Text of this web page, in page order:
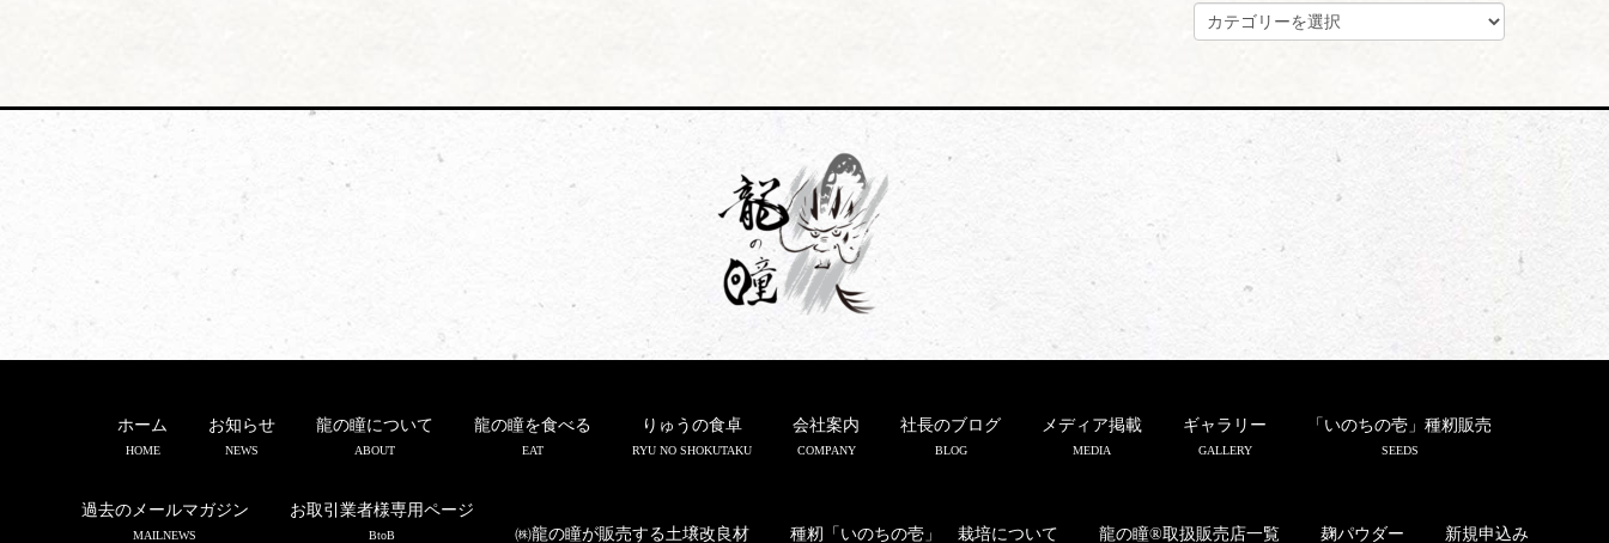
カ
テ
ホーム
HOME
お知らせ
NEWS
龍の瞳について
ABOUT
龍の瞳を食べる
EAT
りゅうの食卓
RYU NO SHOKUTAKU
会社案内
COMPANY
社長のブログ
BLOG
メディア掲載
MEDIA
ギャラリー
GALLERY
「いのちの壱」種籾販売
SEEDS
過去のメールマガジン
MAILNEWS
お取引業者様専用ページ
BtoB ㈱龍の瞳が販売する土壌改良材 種籾「いのちの壱」 栽培について 龍の瞳®取扱販売店一覧 麹パウダー 新規申込み